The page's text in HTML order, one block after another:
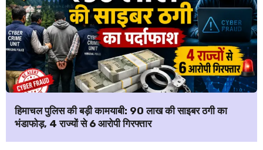
हिमाचल पुलिस की बड़ी कामयाबी: ₹90 लाख की साइबर ठगी का
भंडाफोड़, 4 राज्यों से 6 आरोपी गिरफ्तार